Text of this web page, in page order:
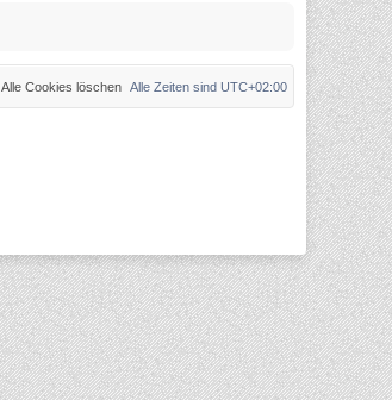
Alle Zeiten sind UTC+02:00
Alle Cookies löschen